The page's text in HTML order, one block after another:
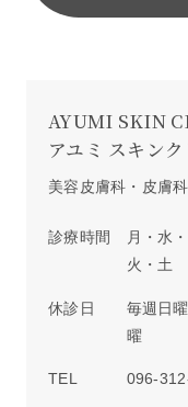
AYUMI SKIN
アユミ スキン
美容皮膚科・皮膚
診療時間
月・水
火・土
休診日
毎週日
曜
TEL 096-